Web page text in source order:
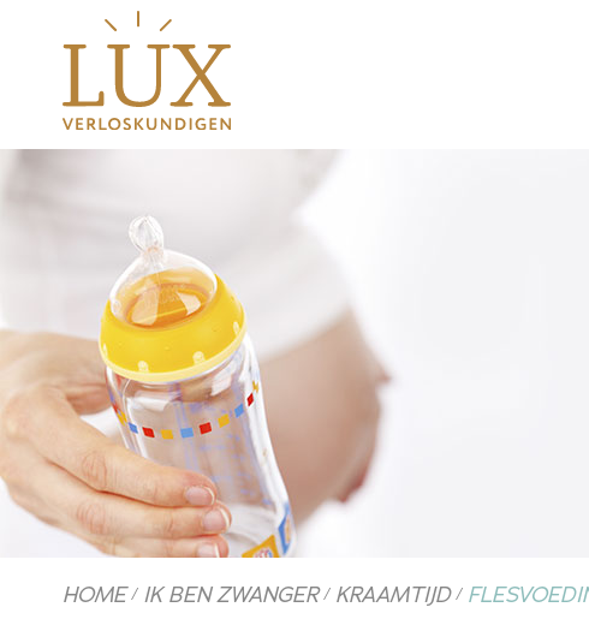
HOME / IK BEN ZWANGER / KRAAMTIJD /